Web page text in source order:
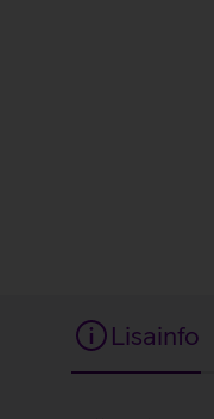
Lisainfo